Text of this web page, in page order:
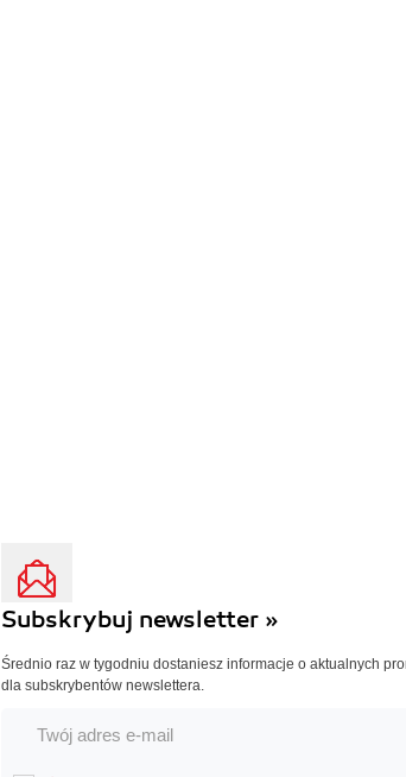
Subskrybuj newsletter »
Średnio raz w tygodniu dostaniesz informacje o aktualnych
dla subskrybentów newslettera.